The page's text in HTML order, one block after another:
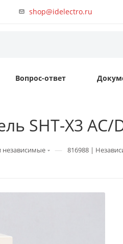
shop@idelectro.ru
Вопрос-ответ
SHT-X3 AC/
независимые — 816988 |